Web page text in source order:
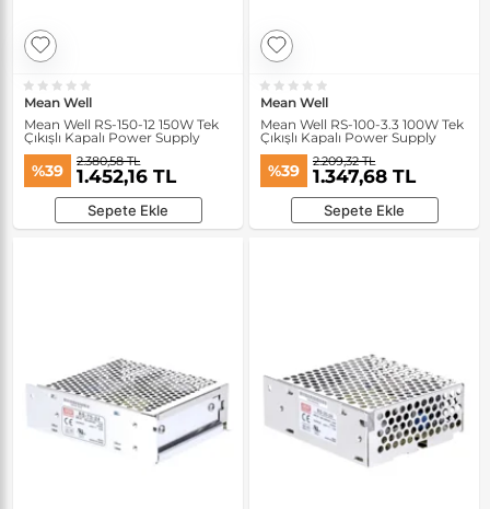
Mean Well
Mean Well RS-150-12 150W Tek
Çıkışlı Kapalı Power Supply
%39 2.380,58 TL
1.452,16 TL
Sepete Ekle
Mean Well
Mean Well RS-100-3.3 100W Tek
Çıkışlı Kapalı Power Supply
%39 2.209,32 TL
1.347,68 TL
Sepete Ekle